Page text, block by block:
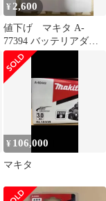
¥2,600
値下げ マキタ A-
77394 バッテリアダプ
タ 1.6m
¥ 106,000
マキタ